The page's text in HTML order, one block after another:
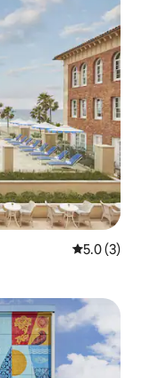
औसत रेटिंग 5
5.0 (3)